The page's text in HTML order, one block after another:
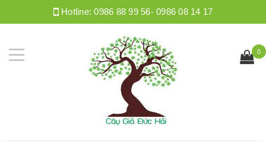
Hotline:0986 88 99 56- 0986 08 14 17
0